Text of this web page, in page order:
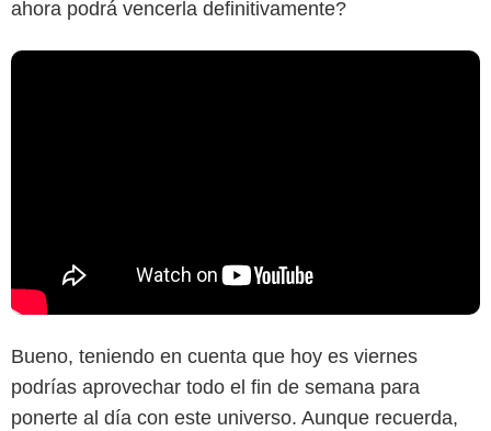
ahora podrá vencerla definitivamente?
Bueno, teniendo en cuenta que hoy es viernes
podrías aprovechar todo el fin de semana para
ponerte al día con este universo. Aunque recuerda,